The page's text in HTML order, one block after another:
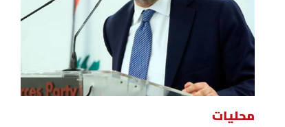
محليات